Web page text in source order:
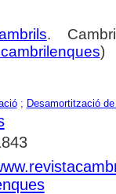
.
)
; Desamortització